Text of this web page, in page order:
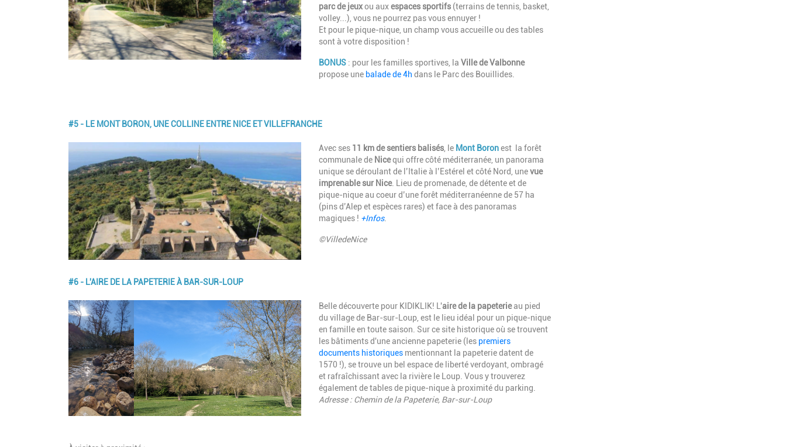
parc de jeuxou auxespaces sportifs(terrains de tennis, basket,
volley...), vous ne pourrez pas vous ennuyer !
Et pour le pique-nique, un champ vous accueille ou des tables
sont à votre disposition !
BONUS: pour les familles sportives, la Ville de Valbonne
propose une balade de 4h dans le Parc des Bouillides.
#5 - LE MONT BORON, UNE COLLINE ENTRE NICE ET VILLEFRANCHE
Description
Avec ses 11 km de sentiers balisés, leMont Boronest la forêt
communale de Nicequi offre côté méditerranée, un panorama
unique se déroulant de l’Italie à l’Estérel et côté Nord, unevue
imprenable sur Nice. Lieu de promenade, de détente et de
pique-nique au coeur d’une forêt méditerranéenne de 57 ha
(pins d’Alep et espèces rares) et face à des panoramas
magiques ! +Infos.
©VilledeNice
#6 - L'AIRE DE LA PAPETERIE À BAR-SUR-LOUP
Image Description
Belle découverte pour KIDIKLIK! L'aire de la papeterieau pied
du village de Bar-sur-Loup, est le lieu idéal pour un pique-nique
en famille en toute saison. Sur ce site historique où se trouvent
les bâtiments d'une ancienne papeterie (les premiers
documents historiquesmentionnant la papeterie datent de
1570 !), se trouve un bel espace de liberté verdoyant, ombragé
et rafraîchissant avec la rivière le Loup. Vous y trouverez
également de tables de pique-nique à proximité du parking.
Adresse : Chemin de la Papeterie, Bar-sur-Loup